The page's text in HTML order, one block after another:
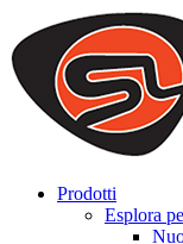
We use cookies to
on our website. By
that cookies are used
to offer you a better
you can disable
Prodotti
Esplora